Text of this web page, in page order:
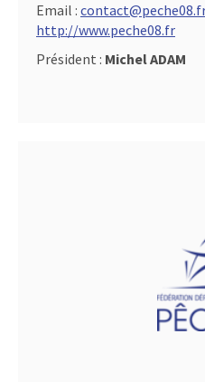
Email :
http://www.peche08.fr
Président : Michel ADAM